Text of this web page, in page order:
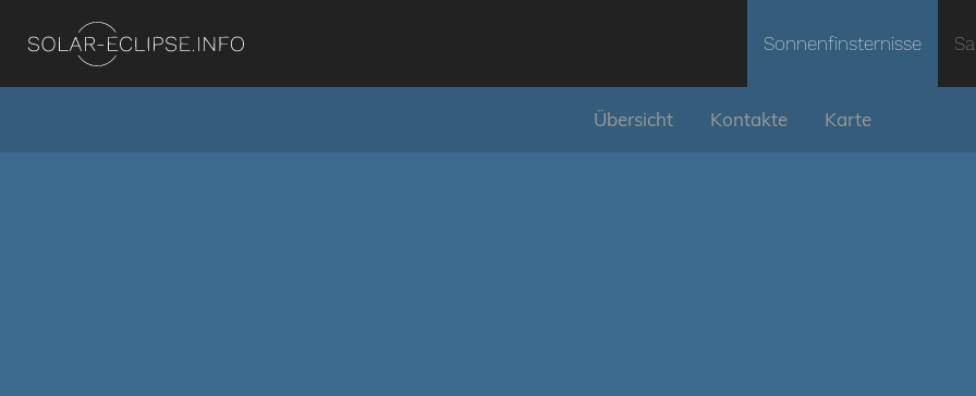
Sonnenfinsternisse
Übersicht Kontakte Karte